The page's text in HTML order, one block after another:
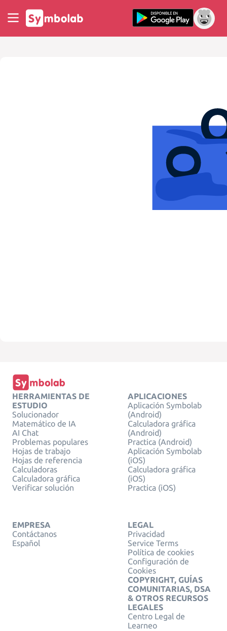
HERRAMIENTAS DE
ESTUDIO
Solucionador
Matemático de IA
AI Chat
Problemas populares
Hojas de trabajo
Hojas de referencia
Calculadoras
Calculadora gráfica
Verificar solución
APLICACIONES
Aplicación Symbolab
(Android)
Calculadora gráfica
(Android)
Practica (Android)
Aplicación Symbolab
(iOS)
Calculadora gráfica
(iOS)
Practica (iOS)
EMPRESA
Contáctanos
Español
LEGAL
Privacidad
Service Terms
Política de cookies
Configuración de
Cookies
COPYRIGHT, GUÍAS
COMUNITARIAS, DSA
& OTROS RECURSOS
LEGALES
Centro Legal de
Learneo